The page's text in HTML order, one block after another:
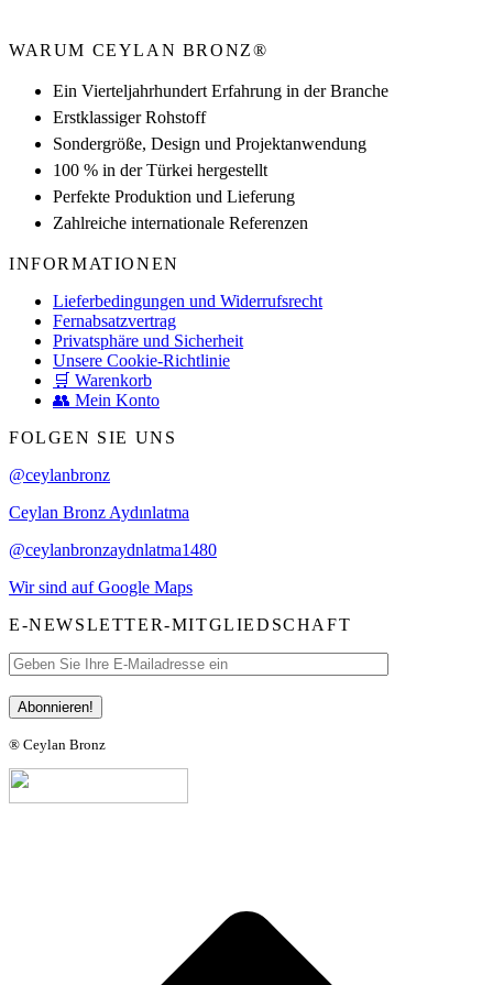
WARUM CEYLAN BRONZ®
Ein Vierteljahrhundert Erfahrung in der Branche
Erstklassiger Rohstoff
Sondergröße, Design und Projektanwendung
100 % in der Türkei hergestellt
Perfekte Produktion und Lieferung
Zahlreiche internationale Referenzen
INFORMATIONEN
Lieferbedingungen und Widerrufsrecht
Fernabsatzvertrag
Privatsphäre und Sicherheit
Unsere Cookie-Richtlinie
🛒 Warenkorb
👥 Mein Konto
FOLGEN SIE UNS
@ceylanbronz
Ceylan Bronz Aydınlatma
@ceylanbronzaydnlatma1480
Wir sind auf Google Maps
E-NEWSLETTER-MITGLIEDSCHAFT
® Ceylan Bronz